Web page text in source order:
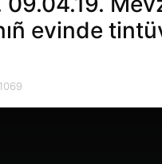
evinde
1069